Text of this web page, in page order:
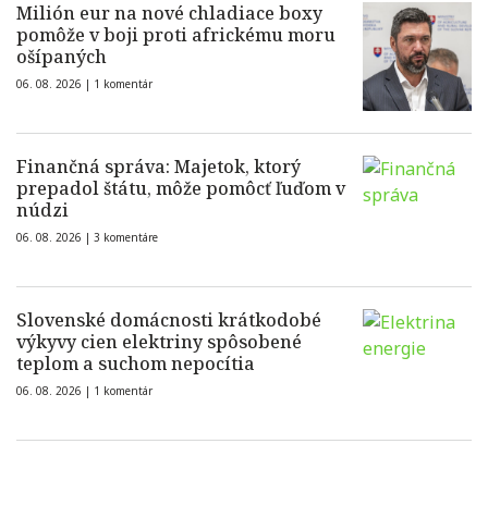
Milión eur na nové chladiace boxy
pomôže v boji proti africkému moru
ošípaných
06. 08. 2026 | 1 komentár
Finančná správa: Majetok, ktorý
prepadol štátu, môže pomôcť ľuďom v
núdzi
06. 08. 2026 | 3 komentáre
Slovenské domácnosti krátkodobé
výkyvy cien elektriny spôsobené
teplom a suchom nepocítia
06. 08. 2026 | 1 komentár